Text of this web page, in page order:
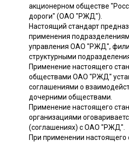
акционерном обществе
дороги" (ОАО "РЖД").
Настоящий стандарт
применения
управления ОАО "РЖД",
структурными
Применение настоящего
обществами ОАО "РЖД"
соглашениями о
дочерними обществами.
Применение настоящего
организациями
(соглашениях) с ОАО "РЖД".
При применении настоящего